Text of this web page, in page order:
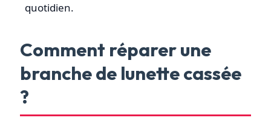
quotidien.
Comment réparer une
branche de lunette cassée
?